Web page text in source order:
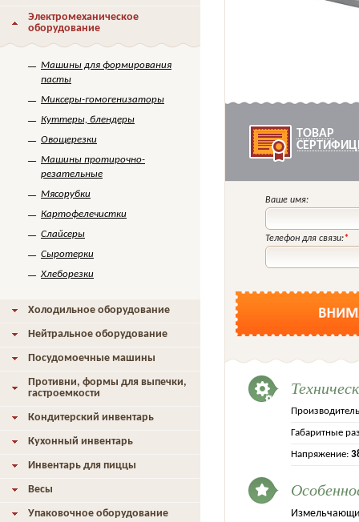
ТОВАР
Ваше имя:
Телефон для связи:*
Габаритные
Напряжение:
Электромеханическое
оборудование
Машины для формирования
пасты
Миксеры-гомогенизаторы
Куттеры, блендеры
Овощерезки
Машины протирочно-
резательные
Мясорубки
Картофелечистки
Слайсеры
Сыротерки
Хлеборезки
Холодильное оборудование
Нейтральное оборудование
Посудомоечные машины
Противни, формы для выпечки,
гастроемкости
Кондитерский инвентарь
Кухонный инвентарь
Инвентарь для пиццы
Весы
Упаковочное оборудование